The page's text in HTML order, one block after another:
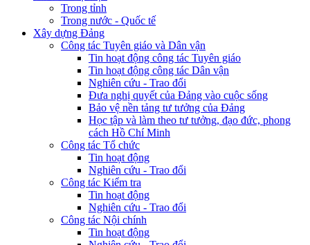
Trong tỉnh
Trong nước - Quốc tế
Xây dựng Đảng
Công tác Tuyên giáo và Dân vận
Tin hoạt động công tác Tuyên giáo
Tin hoạt động công tác Dân vận
Nghiên cứu - Trao đổi
Đưa nghị quyết của Đảng vào cuộc sống
Bảo vệ nền tảng tư tưởng của Đảng
Học tập và làm theo tư tưởng, đạo đức, phong
cách Hồ Chí Minh
Công tác Tổ chức
Tin hoạt động
Nghiên cứu - Trao đổi
Công tác Kiểm tra
Tin hoạt động
Nghiên cứu - Trao đổi
Công tác Nội chính
Tin hoạt động